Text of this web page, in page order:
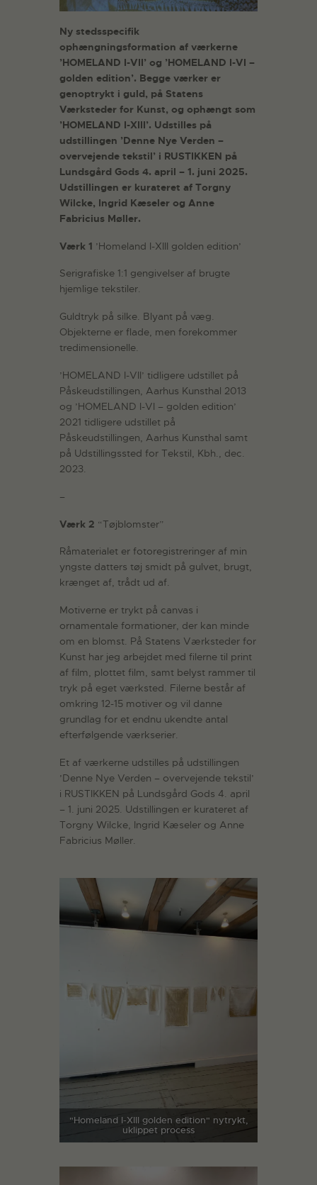
Ny stedsspecifik
ophængningsformation af værkerne
’HOMELAND I-VII’ og ’HOMELAND I-VI –
golden edition’. Begge værker er
genoptrykt i guld, på Statens
Værksteder for Kunst, og ophængt som
’HOMELAND I-XIII’. Udstilles på
udstillingen ’Denne Nye Verden –
overvejende tekstil’ i RUSTIKKEN på
Lundsgård Gods 4. april – 1. juni 2025.
Udstillingen er kurateret af Torgny
Wilcke, Ingrid Kæseler og Anne
Fabricius Møller.
Værk 1 ’Homeland I-XIII golden edition’
Serigrafiske 1:1 gengivelser af brugte
hjemlige tekstiler.
Guldtryk på silke. Blyant på væg.
Objekterne er flade, men forekommer
tredimensionelle.
’HOMELAND I-VII’ tidligere udstillet på
Påskeudstillingen, Aarhus Kunsthal 2013
og ’HOMELAND I-VI – golden edition’
2021 tidligere udstillet på
Påskeudstillingen, Aarhus Kunsthal samt
på Udstillingssted for Tekstil, Kbh., dec.
2023.
–
Værk 2 “Tøjblomster”
Råmaterialet er fotoregistreringer af min
yngste datters tøj smidt på gulvet, brugt,
krænget af, trådt ud af.
Motiverne er trykt på canvas i
ornamentale formationer, der kan minde
om en blomst. På Statens Værksteder for
Kunst har jeg arbejdet med filerne til print
af film, plottet film, samt belyst rammer til
tryk på eget værksted. Filerne består af
omkring 12-15 motiver og vil danne
grundlag for et endnu ukendte antal
efterfølgende værkserier.
Et af værkerne udstilles på udstillingen
’Denne Nye Verden – overvejende tekstil’
i RUSTIKKEN på Lundsgård Gods 4. april
– 1. juni 2025. Udstillingen er kurateret af
Torgny Wilcke, Ingrid Kæseler og Anne
Fabricius Møller.
"Homeland I-XIII golden edition" nytrykt,
uklippet process